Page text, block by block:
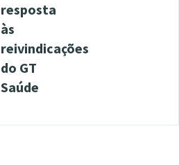
resposta
às
reivindicações
do GT
Saúde